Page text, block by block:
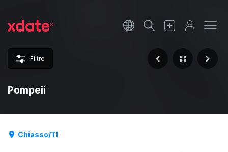
Filtre
Pompeii
Chiasso/TI